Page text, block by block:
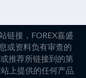
链接，FOREX嘉盛
或资料负有审查的
推荐所链接到的第
上提供的任何产品